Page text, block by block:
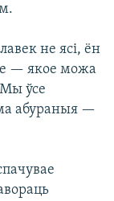
не ясі, ён
— якое можа
Мы ўсе
абураныя —